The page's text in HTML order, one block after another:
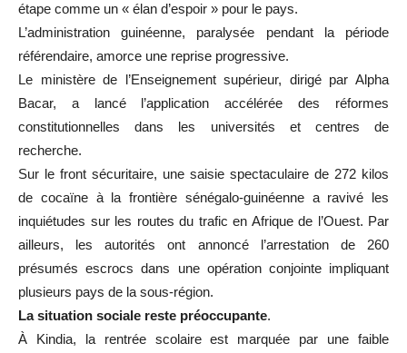
étape comme un « élan d’espoir » pour le pays.
L’administration guinéenne, paralysée pendant la période
référendaire, amorce une reprise progressive.
Le ministère de l’Enseignement supérieur, dirigé par Alpha
Bacar, a lancé l’application accélérée des réformes
constitutionnelles dans les universités et centres de
recherche.
Sur le front sécuritaire, une saisie spectaculaire de 272 kilos
de cocaïne à la frontière sénégalo-guinéenne a ravivé les
inquiétudes sur les routes du trafic en Afrique de l’Ouest. Par
ailleurs, les autorités ont annoncé l’arrestation de 260
présumés escrocs dans une opération conjointe impliquant
plusieurs pays de la sous-région.
La situation sociale reste préoccupante.
À Kindia, la rentrée scolaire est marquée par une faible